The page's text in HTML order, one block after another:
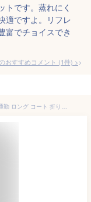
トです。蒸れにく
適ですよ。リフレ
富でチョイスでき
おすすめコメント (1件) >
レインコート メンズ おしゃれ 防水 自転車 撥水 通勤 ロング コート 折りたたみ 手の甲 カバー 薄手 蒸れない 雨具 耐水圧 アウター レインウェア コート カッパ きれいめ 収納 袋 晴雨兼用 コンパクト 持ち運び 通気性 透湿 男女兼用 ネイビー カーキ ベージュ 防雨